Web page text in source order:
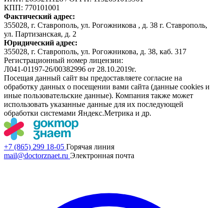
КПП: 770101001
Фактический адрес:
355028, г. Ставрополь, ул. Рогожникова , д. 38 г. Ставрополь,
ул. Партизанская, д. 2
Юридический адрес:
355028, г. Ставрополь, ул. Рогожникова, д. 38, каб. 317
Регистрационный номер лицензии:
Л041-01197-26/00382996 от 28.10.2019г.
Посещая данный сайт вы предоставляете согласие на
обработку данных о посещении вами сайта (данные cookies и
иные пользовательские данные). Компания также может
использовать указанные данные для их последующей
обработки системами Яндекс.Метрика и др.
+7 (865) 299 18-05 Горячая линия
mail@doctorznaet.ru Электронная почта